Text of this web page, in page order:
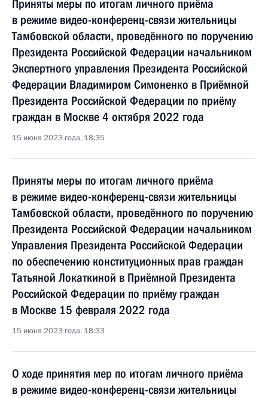
Приняты меры по итогам личного приёма
в режиме видео-конференц-связи жительницы
Тамбовской области, проведённого по поручению
Президента Российской Федерации начальником
Экспертного управления Президента Российской
Федерации Владимиром Симоненко в Приёмной
Президента Российской Федерации по приёму
граждан в Москве 4 октября 2022 года
15 июня 2023 года, 18:35
Приняты меры по итогам личного приёма
в режиме видео-конференц-связи жительницы
Тамбовской области, проведённого по поручению
Президента Российской Федерации начальником
Управления Президента Российской Федерации
по обеспечению конституционных прав граждан
Татьяной Локаткиной в Приёмной Президента
Российской Федерации по приёму граждан
в Москве 15 февраля 2022 года
15 июня 2023 года, 18:33
О ходе принятия мер по итогам личного приёма
в режиме видео-конференц-связи жительницы